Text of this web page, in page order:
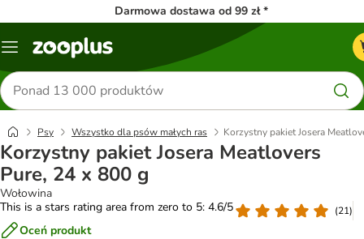
Darmowa dostawa od 99 zł *
Menu
Szukaj
produktów
Psy Wszystko dla psów małych ras Korzystny pakiet Josera
Korzystny pakiet Josera Meatlovers
Pure, 24 x 800 g
Wołowina
This is a stars rating area from zero to 5: 4.6/5
(21)
Oceń produkt